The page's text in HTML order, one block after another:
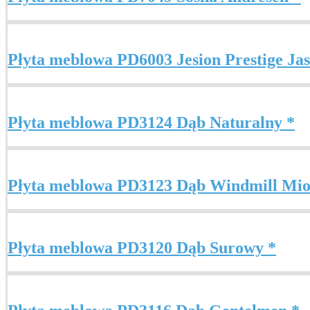
Płyta meblowa PD6003 Jesion Prestige
Płyta meblowa PD3124 Dąb Naturalny *
Płyta meblowa PD3123 Dąb Windmill
Płyta meblowa PD3120 Dąb Surowy *